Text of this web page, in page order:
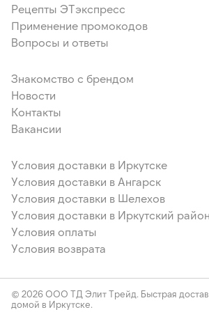
Рецепты ЭТэкспресс
Применение промокодов
Вопросы и ответы
Знакомство с брендом
Новости
Контакты
Вакансии
Условия доставки в Иркутске
Условия доставки в Ангарск
Условия доставки в Шелехов
Условия доставки в Иркутский район
Условия оплаты
Условия возврата
© 2026 ООО ТД Элит Трейд. Быстрая
домой в Иркутске.